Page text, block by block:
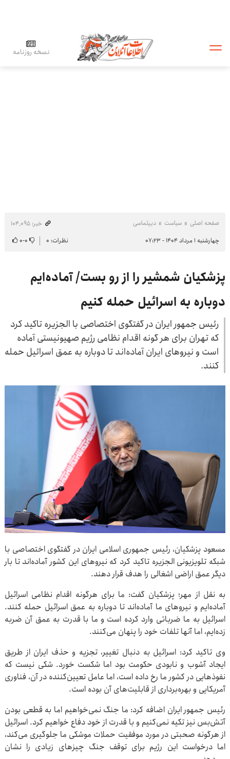
نسخه روزنامه
صفحه اصلی سیاست دیپلماسی
خبر: ۱۰۴٬۰۹۵
چهارشنبه ۱ مرداد ۱۴۰۴ - ۰۷:۲۳
نظرات: ۰ ۰-۰
پزشکیان شمشیر را از رو بست/ آماده‌ایم
دوباره به اسرائیل حمله کنیم
رئیس جمهور ایران در گفتگوی اختصاصی با الجزیره تاکید کرد
که تهران برای هر گونه اقدام نظامی رژیم صهیونیستی آماده
است و نیروهای ایران آماده‌اند تا دوباره به عمق اسرائیل حمله
کنند.
مسعود پزشکیان، رئیس جمهوری اسلامی ایران در گفتگوی اختصاصی با
شبکه تلویزیونی الجزیره تاکید کرد که نیروهای این کشور آماده‌اند تا بار
دیگر عمق اراضی اشغالی را هدف قرار دهند.
به نقل از مهر؛ پزشکیان گفت: ما برای هرگونه اقدام نظامی اسرائیل
آماده‌ایم و نیروهای ما آماده‌اند تا دوباره به عمق اسرائیل حمله کنند.
اسرائیل به ما ضرباتی وارد کرده است و ما با قدرت به عمق آن ضربه
زده‌ایم، اما آنها تلفات خود را پنهان می‌کنند.
وی تاکید کرد: اسرائیل به دنبال تغییر، تجزیه و حذف ایران از طریق
ایجاد آشوب و نابودی حکومت بود اما شکست خورد. شکی نیست که
نفوذهایی در کشور ما رخ داده است، اما عامل تعیین‌کننده در آن، فناوری
آمریکایی و بهره‌برداری از قابلیت‌های آن بوده است.
رئیس جمهور ایران اضافه کرد: ما جنگ نمی‌خواهیم اما به قطعی بودن
آتش‌بس نیز تکیه نمی‌کنیم و با قدرت از خود دفاع خواهیم کرد. اسرائیل
از هرگونه صحبتی در مورد موفقیت حملات موشکی ما جلوگیری می‌کند،
اما درخواست این رژیم برای توقف جنگ چیزهای زیادی را نشان